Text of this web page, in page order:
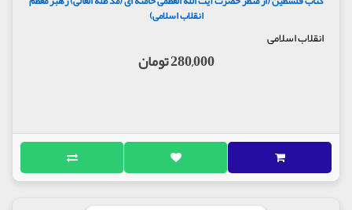
انقلاب اسلامی)
انقلاب اسلامی
280,000 تومان